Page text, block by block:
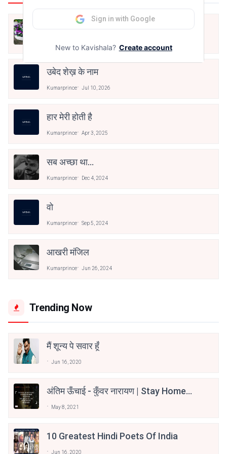
ज़िन्दगी
उबेद शेख़ के नाम
Kumarprince Jul 10, 2026
हार मेरी होती है
Kumarprince Apr 3, 2025
सब अच्छा था...
Kumarprince Dec 4, 2024
वो
Kumarprince Sep 5, 2024
आखरी मंजिल
Kumarprince Jun 26, 2024
Trending Now
मैं शून्य पे सवार हूँ
Jun 16, 2020
अंतिम ऊँचाई - कुँवर नारायण | Stay Home
May 8, 2021
10 Greatest Hindi Poets Of India
Jun 16, 2020
Sign in with Google
New to Kavishala? Create account